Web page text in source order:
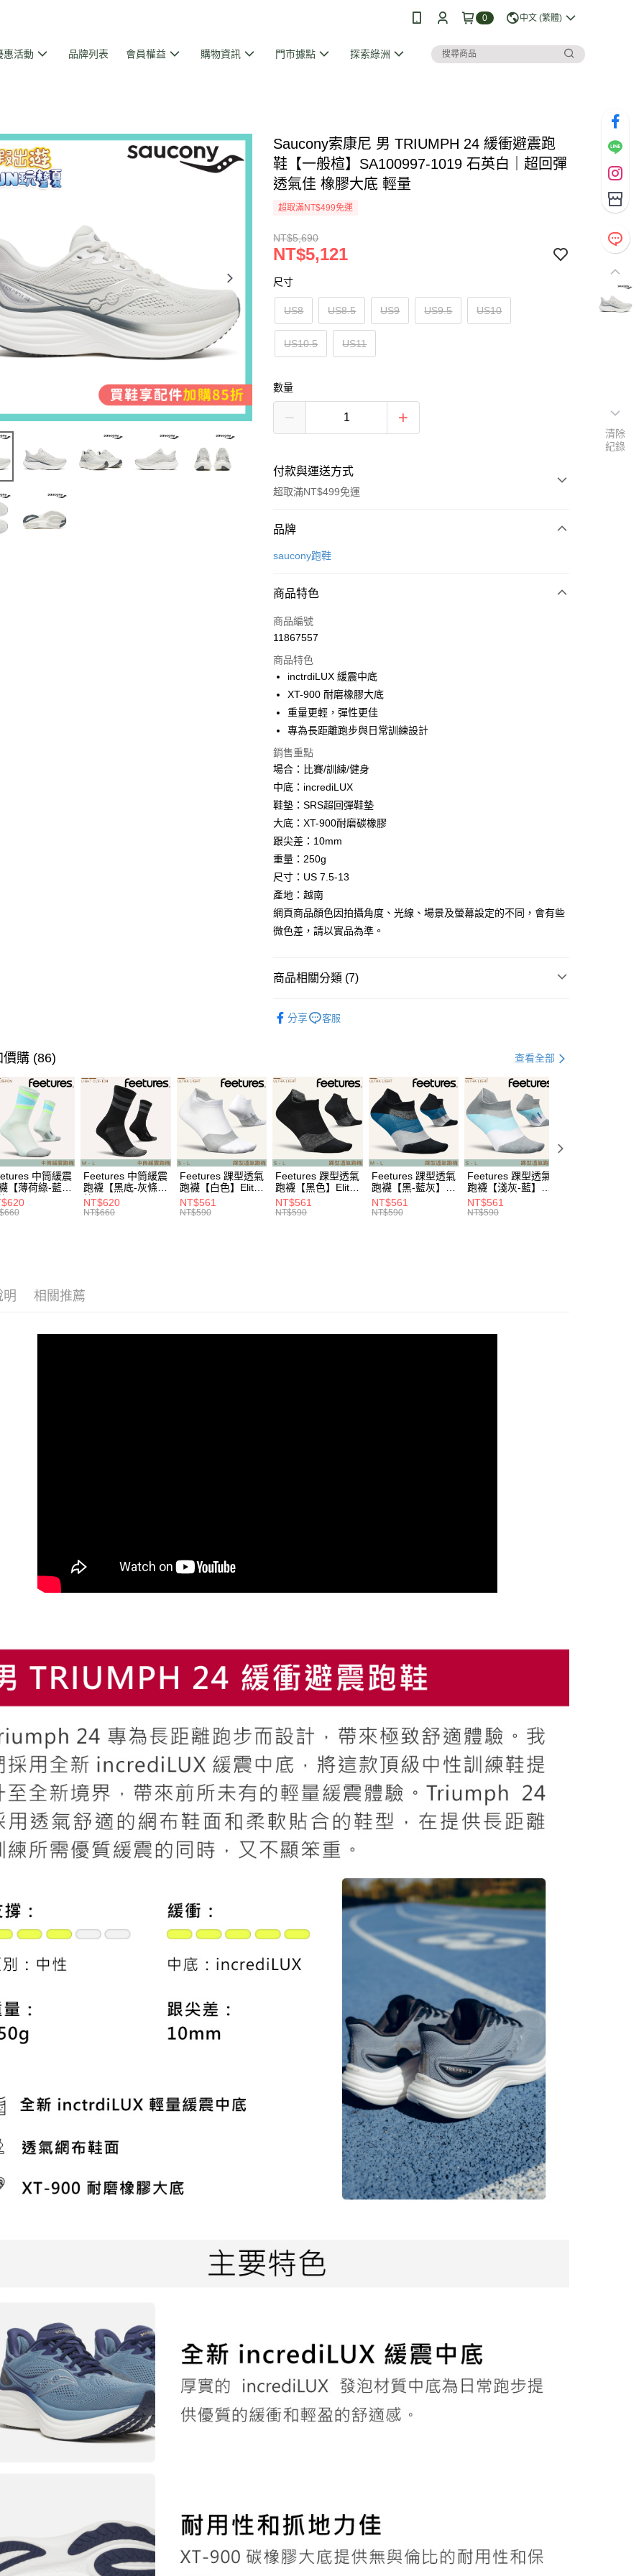
0 中文 (繁體)
惠活動 品牌列表 會員權益 購物資訊 門市據點 探索綠洲
Saucony索康尼 男 TRIUMPH 24 緩衝避震跑
鞋【一般楦】SA100997-1019 石英白｜超回彈
透氣佳 橡膠大底 輕量
超取滿NT$499免運
NT$5,690
NT$5,121
尺寸
US8 US8.5 US9 US9.5 US10
US10.5 US11
數量
付款與運送方式
超取滿NT$499免運
付款方式
信用卡一次付款
Apple Pay
街口支付
Google Pay
AFTEE先享後付
相關說明
【關於「AFTEE先享後付」】
AFTEE先享後付是「在收到商品之後才付款」的支付方式。 讓您購物簡單
便利好安心！
１．簡單：不需註冊會員、不需綁卡、不需儲值。
３．安心：先確認商品／服務後，再付款。
【「AFTEE先享後付」結帳流程】
１．於結帳方式選擇「AFTEE先享後付」後，將跳轉至「AFTEE先享後
付」結帳頁面，進行簡訊認證並確認金額後，即可完成結帳。
２．訂單成立數日內，您將收到繳費通知簡訊。
絡購買商品的店家。未經商家同意取消之訂單仍視為有效，需透過AFTEE
是否繳費成功／繳費後需取消欲退款等相關疑問，請聯繫「AFTEE先享後
交易，需依本服務之必要範圍內提供個人資料，並將交易相關給付款項請
求債權轉讓予恩沛科技股份有限公司。
２．關於個人資料處理事宜，請瀏覽以下網址：
https://aftee.tw/terms/#terms3
３．未成年的使用者請事先徵得法定代理人或監護人之同意方可使用
「AFTEE先享後付」，若未經同意申辦者引起之損失，本公司不負相關責
任。
４．使用「AFTEE先享後付」時，將依據個別帳號之用戶狀況，依本公司
即時審查核予不同之上限額度；若仍有額度不足之情形，本公司將視審查
結果請求用戶進行身份認證。
５．嚴禁一人註冊多個帳號或使用他人資訊註冊。若發現惡意使用之情
ATM付款
貨到付款
運送方式
全家取貨付款
每筆NT$60，滿NT$499(含以上)免運費
每筆NT$60，滿NT$799(含以上)免運費
每筆NT$100，滿NT$799(含以上)免運費
貨到付款
每筆NT$130，滿NT$3,000(含以上)免運費
品牌
saucony跑鞋
商品特色
商品編號
11867557
商品特色
inctrdiLUX 緩震中底
XT-900 耐磨橡膠大底
重量更輕，彈性更佳
專為長距離跑步與日常訓練設計
銷售重點
場合：比賽/訓練/健身
中底：incrediLUX
鞋墊：SRS超回彈鞋墊
大底：XT-900耐磨碳橡膠
跟尖差：10mm
重量：250g
尺寸：US 7.5-13
產地：越南
網頁商品顏色因拍攝角度、光線、場景及螢幕設定的不同，會有些
微色差，請以實品為準。
商品相關分類 (7)
❚ 暑假出遊季 🌞 精選品牌折扣 ❚ 路跑戰鞋降臨🏃
🏃
Saucony/ASICS跑鞋加購商品85折
❚ 新品上市 New Arrivals 運動/越野跑 l 新品 運動跑鞋
►《跑步、越野跑》 Running 運動跑鞋 緩震型跑鞋
►《跑步、越野跑》 Running 運動跑鞋 └ TRIUMPH
分享 客服
價購 (86) 查看全部
中筒緩震
【薄荷綠-藍綠
】Elite Light
Crew
Feetures 中筒緩震
跑襪【黑底-灰條
紋】Elite Light
Cushion Crew
NT$620
NT$660
Feetures 踝型透氣
跑襪【白色】Elite
Ultra Light NST
E55
NT$561
NT$590
Feetures 踝型透氣
跑襪【黑色】Elite
Ultra Light NST
E55
NT$561
NT$590
Feetures 踝型透氣
跑襪【黑-藍灰】
Elite Ultra Light
NST E55
NT$561
NT$590
Feetures 踝型透氣
跑襪【淺灰-藍】
Elite Ultra Light
NST E55
NT$561
NT$590
明 相關推薦
清除
紀錄